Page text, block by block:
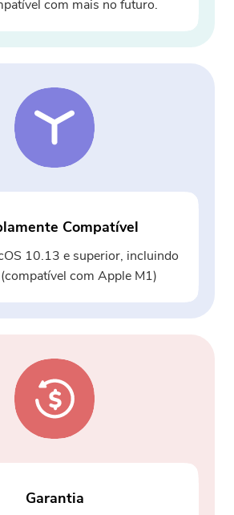
com mais no futuro.
Compatível
10.13 e superior, incluindo
com Apple M1)
Garantia